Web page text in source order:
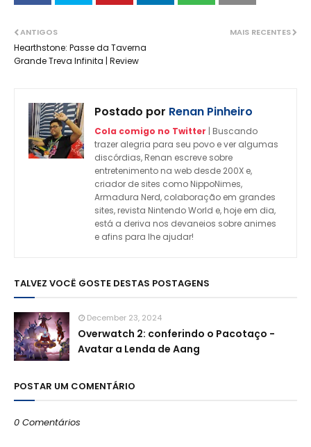
MAIS RECENTES
ANTIGOS
Hearthstone: Passe da Taverna
Grande Treva Infinita | Review
Postado por Renan Pinheiro
Cola comigo no Twitter | Buscando
trazer alegria para seu povo e ver algumas
discórdias, Renan escreve sobre
entretenimento na web desde 200X e,
criador de sites como NippoNimes,
Armadura Nerd, colaboração em grandes
sites, revista Nintendo World e, hoje em dia,
está a deriva nos devaneios sobre animes
e afins para lhe ajudar!
TALVEZ VOCÊ GOSTE DESTAS POSTAGENS
December 23, 2024
Overwatch 2: conferindo o Pacotaço -
Avatar a Lenda de Aang
POSTAR UM COMENTÁRIO
0 Comentários